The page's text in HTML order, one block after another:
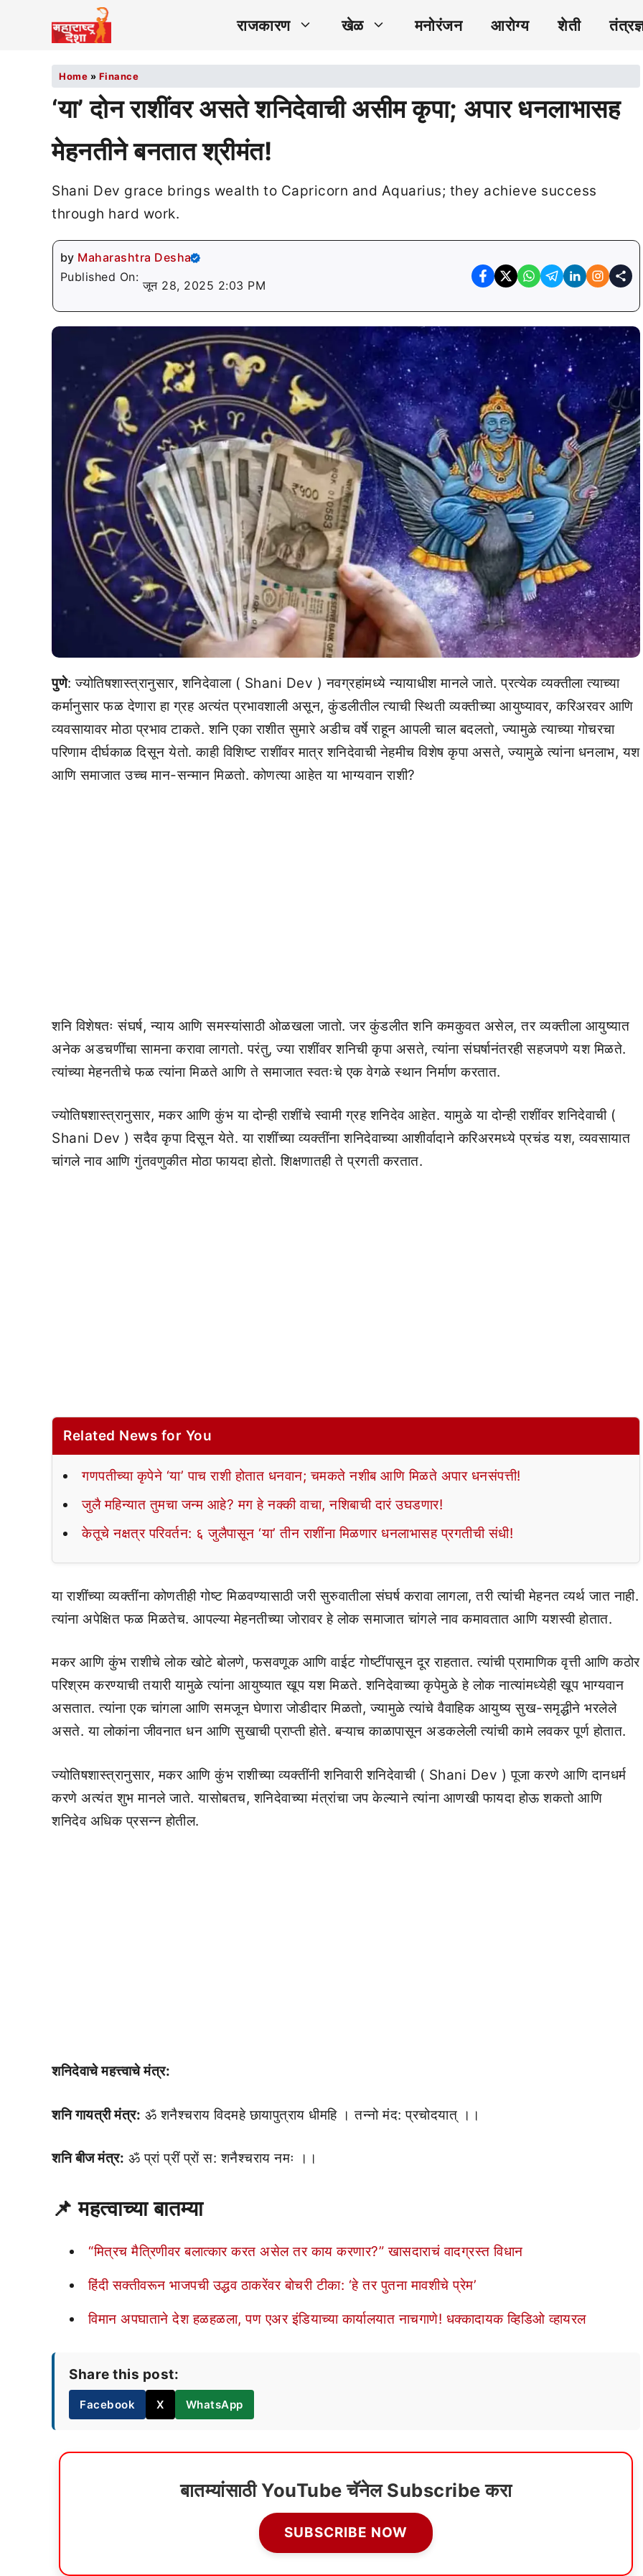
राजकारण खेळ मनोरंजन आरोग्य शेती
Home » Finance
‘या’ दोन राशींवर असते शनिदेवाची असीम कृपा; अपार धनलाभासह
मेहनतीने बनतात श्रीमंत!
Shani Dev grace brings wealth to Capricorn and Aquarius; they achieve success
through hard work.
by Maharashtra Desha
Published On:
जून 28, 2025 2:03 PM
पुणे: ज्योतिषशास्त्रानुसार, शनिदेवाला ( Shani Dev ) नवग्रहांमध्ये न्यायाधीश मानले जाते. प्रत्येक व्यक्तीला त्याच्या
कर्मानुसार फळ देणारा हा ग्रह अत्यंत प्रभावशाली असून, कुंडलीतील त्याची स्थिती व्यक्तीच्या आयुष्यावर, करिअरवर आणि
व्यवसायावर मोठा प्रभाव टाकते. शनि एका राशीत सुमारे अडीच वर्षे राहून आपली चाल बदलतो, ज्यामुळे त्याच्या गोचरचा
परिणाम दीर्घकाळ दिसून येतो. काही विशिष्ट राशींवर मात्र शनिदेवाची नेहमीच विशेष कृपा असते, ज्यामुळे त्यांना धनलाभ, यश
आणि समाजात उच्च मान-सन्मान मिळतो. कोणत्या आहेत या भाग्यवान राशी?
शनि विशेषतः संघर्ष, न्याय आणि समस्यांसाठी ओळखला जातो. जर कुंडलीत शनि कमकुवत असेल, तर व्यक्तीला आयुष्यात
अनेक अडचणींचा सामना करावा लागतो. परंतु, ज्या राशींवर शनिची कृपा असते, त्यांना संघर्षानंतरही सहजपणे यश मिळते.
त्यांच्या मेहनतीचे फळ त्यांना मिळते आणि ते समाजात स्वतःचे एक वेगळे स्थान निर्माण करतात.
ज्योतिषशास्त्रानुसार, मकर आणि कुंभ या दोन्ही राशींचे स्वामी ग्रह शनिदेव आहेत. यामुळे या दोन्ही राशींवर शनिदेवाची (
Shani Dev ) सदैव कृपा दिसून येते. या राशींच्या व्यक्तींना शनिदेवाच्या आशीर्वादाने करिअरमध्ये प्रचंड यश, व्यवसायात
चांगले नाव आणि गुंतवणुकीत मोठा फायदा होतो. शिक्षणातही ते प्रगती करतात.
Related News for You
गणपतीच्या कृपेने ‘या’ पाच राशी होतात धनवान; चमकते नशीब आणि मिळते अपार धनसंपत्ती!
जुलै महिन्यात तुमचा जन्म आहे? मग हे नक्की वाचा, नशिबाची दारं उघडणार!
केतूचे नक्षत्र परिवर्तन: ६ जुलैपासून ‘या’ तीन राशींना मिळणार धनलाभासह प्रगतीची संधी!
या राशींच्या व्यक्तींना कोणतीही गोष्ट मिळवण्यासाठी जरी सुरुवातीला संघर्ष करावा लागला, तरी त्यांची मेहनत व्यर्थ जात नाही.
त्यांना अपेक्षित फळ मिळतेच. आपल्या मेहनतीच्या जोरावर हे लोक समाजात चांगले नाव कमावतात आणि यशस्वी होतात.
मकर आणि कुंभ राशीचे लोक खोटे बोलणे, फसवणूक आणि वाईट गोष्टींपासून दूर राहतात. त्यांची प्रामाणिक वृत्ती आणि कठोर
परिश्रम करण्याची तयारी यामुळे त्यांना आयुष्यात खूप यश मिळते. शनिदेवाच्या कृपेमुळे हे लोक नात्यांमध्येही खूप भाग्यवान
असतात. त्यांना एक चांगला आणि समजून घेणारा जोडीदार मिळतो, ज्यामुळे त्यांचे वैवाहिक आयुष्य सुख-समृद्धीने भरलेले
असते. या लोकांना जीवनात धन आणि सुखाची प्राप्ती होते. बऱ्याच काळापासून अडकलेली त्यांची कामे लवकर पूर्ण होतात.
ज्योतिषशास्त्रानुसार, मकर आणि कुंभ राशीच्या व्यक्तींनी शनिवारी शनिदेवाची ( Shani Dev ) पूजा करणे आणि दानधर्म
करणे अत्यंत शुभ मानले जाते. यासोबतच, शनिदेवाच्या मंत्रांचा जप केल्याने त्यांना आणखी फायदा होऊ शकतो आणि
शनिदेव अधिक प्रसन्न होतील.
शनिदेवाचे महत्त्वाचे मंत्र:
शनि गायत्री मंत्र: ॐ शनैश्चराय विदमहे छायापुत्राय धीमहि । तन्नो मंद: प्रचोदयात् ।।
शनि बीज मंत्र: ॐ प्रां प्रीं प्रों स: शनैश्चराय नमः ।।
📌 महत्वाच्या बातम्या
“मित्रच मैत्रिणीवर बलात्कार करत असेल तर काय करणार?” खासदाराचं वादग्रस्त विधान
हिंदी सक्तीवरून भाजपची उद्धव ठाकरेंवर बोचरी टीका: ‘हे तर पुतना मावशीचे प्रेम’
विमान अपघाताने देश हळहळला, पण एअर इंडियाच्या कार्यालयात नाचगाणे! धक्कादायक व्हिडिओ व्हायरल
Share this post:
Facebook X WhatsApp
बातम्यांसाठी YouTube चॅनेल Subscribe करा
SUBSCRIBE NOW